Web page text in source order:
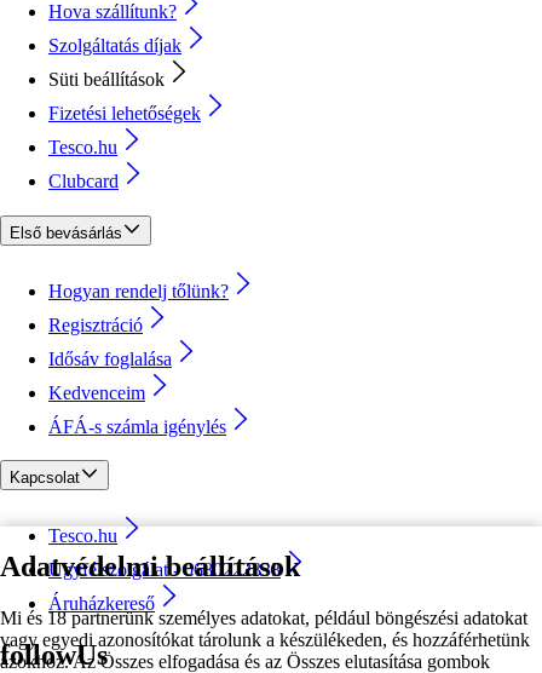
Adatvédelmi beállítások
Mi és 18 partnerünk személyes adatokat, például böngészési adatokat
vagy egyedi azonosítókat tárolunk a készülékeden, és hozzáférhetünk
azokhoz. Az Összes elfogadása és az Összes elutasítása gombok
Hova szállítunk?
Szolgáltatás díjak
Süti beállítások
Fizetési lehetőségek
Tesco.hu
Clubcard
Első bevásárlás
Hogyan rendelj tőlünk?
Regisztráció
Idősáv foglalása
Kedvenceim
ÁFÁ-s számla igénylés
Kapcsolat
Tesco.hu
Ügyfélszolgálat - 0680222333
Áruházkereső
followUs